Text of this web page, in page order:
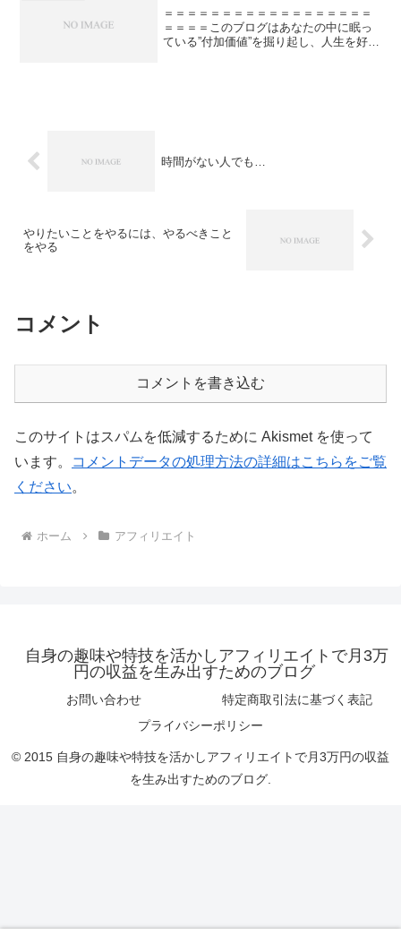
＝＝＝＝＝＝＝＝＝＝＝＝＝＝＝＝＝＝
＝＝＝＝このブログはあなたの中に眠っ
ている”付加価値”を掘り起し、人生を好転
時間がない人でも…
やりたいことをやるには、やるべきこと
をやる
コメント
コメントを書き込む
このサイトはスパムを低減するために Akismet を使って
います。
コメントデータの処理方法の詳細はこちらをご覧
ください。
ホーム アフィリエイト
自身の趣味や特技を活かしアフィリエイトで月3万
円の収益を生み出すためのブログ
お問い合わせ
特定商取引法に基づく表記
プライバシーポリシー
© 2015 自身の趣味や特技を活かしアフィリエイトで月3万円の収益
を生み出すためのブログ.